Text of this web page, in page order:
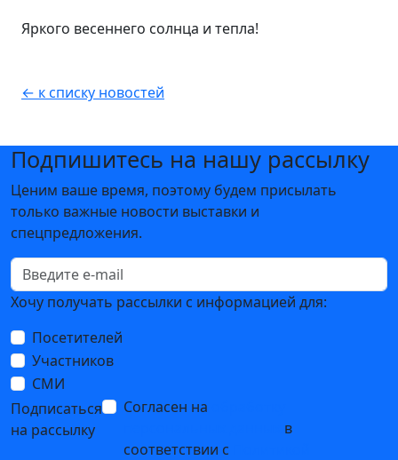
Яркого весеннего солнца и тепла!
← к списку новостей
Подпишитесь на нашу рассылку
Ценим ваше время, поэтому будем присылать
только важные новости выставки и
спецпредложения.
Хочу получать рассылки с информацией для:
Посетителей
Участников
СМИ
Подписаться
на рассылку
Согласен на
в
соответствии с